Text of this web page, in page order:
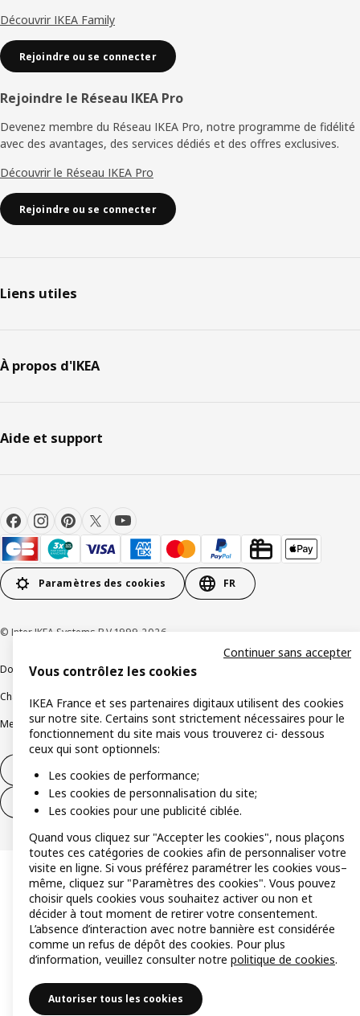
Découvrir IKEA Family
Rejoindre ou se connecter
Rejoindre le Réseau IKEA Pro
Devenez membre du Réseau IKEA Pro, notre programme de fidélité
avec des avantages, des services dédiés et des offres exclusives.
Découvrir le Réseau IKEA Pro
Rejoindre ou se connecter
Liens utiles
À propos d'IKEA
Aide et support
Paramètres des cookies FR
© Inter IKEA Systems B.V 1999-2026
Documents juridiques et informations légales
Charte de protection des données
Politique relative aux cookies
Mentions légales Alertes fraudeRappel produitAccessibilité : non conforme
Formulaire de rétractation – produits
Formulaire de rétractation – services
Vous contrôlez les cookies
IKEA France et ses partenaires digitaux utilisent des cookies
sur notre site. Certains sont strictement nécessaires pour le
fonctionnement du site mais vous trouverez ci- dessous
ceux qui sont optionnels:
Les cookies de performance;
Les cookies de personnalisation du site;
Les cookies pour une publicité ciblée.
Quand vous cliquez sur "Accepter les cookies", nous plaçons
toutes ces catégories de cookies afin de personnaliser votre
visite en ligne. Si vous préférez paramétrer les cookies vous–
même, cliquez sur "Paramètres des cookies". Vous pouvez
choisir quels cookies vous souhaitez activer ou non et
décider à tout moment de retirer votre consentement.
L’absence d’interaction avec notre bannière est considérée
comme un refus de dépôt des cookies. Pour plus
d’information, veuillez consulter notre politique de cookies.
Autoriser tous les cookies
Continuer sans accepter